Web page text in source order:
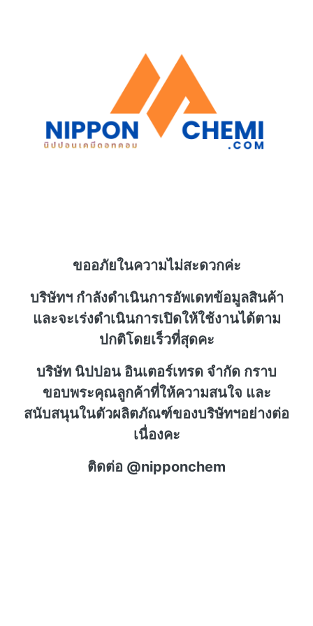
ขออภัยในความไม่สะดวกค่ะ
บริษัทฯ กำลังดำเนินการอัพเดทข้อมูลสินค้า
และจะเร่งดำเนินการเปิดให้ใช้งานได้ตาม
ปกติโดยเร็วที่สุดคะ
บริษัท นิปปอน อินเตอร์เทรด จำกัด กราบ
ขอบพระคุณลูกค้าที่ให้ความสนใจ และ
สนับสนุนในตัวผลิตภัณฑ์ของบริษัทฯอย่างต่อ
เนื่องคะ
ติดต่อ @nipponchem